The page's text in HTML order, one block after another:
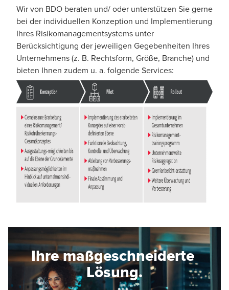
Wir von BDO beraten und/ oder unterstützen Sie gerne
bei der individuellen Konzeption und Implementierung
Ihres Risikomanagementsystems unter
Berücksichtigung der jeweiligen Gegebenheiten Ihres
Unternehmens (z. B. Rechtsform, Größe, Branche) und
bieten Ihnen zudem u. a. folgende Services:
Ihre maßgeschneiderte
Lösung.